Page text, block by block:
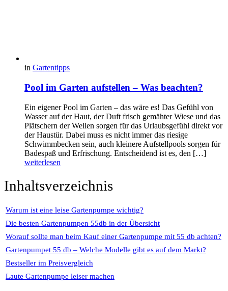
in Gartentipps
Pool im Garten aufstellen – Was beachten?
Ein eigener Pool im Garten – das wäre es! Das Gefühl von
Wasser auf der Haut, der Duft frisch gemähter Wiese und das
Plätschern der Wellen sorgen für das Urlaubsgefühl direkt vor
der Haustür. Dabei muss es nicht immer das riesige
Schwimmbecken sein, auch kleinere Aufstellpools sorgen für
Badespaß und Erfrischung. Entscheidend ist es, den […]
weiterlesen
Inhaltsverzeichnis
Warum ist eine leise Gartenpumpe wichtig?
Die besten Gartenpumpen 55db in der Übersicht
Worauf sollte man beim Kauf einer Gartenpumpe mit 55 db achten?
Gartenpumpet 55 db – Welche Modelle gibt es auf dem Markt?
Bestseller im Preisvergleich
Laute Gartenpumpe leiser machen